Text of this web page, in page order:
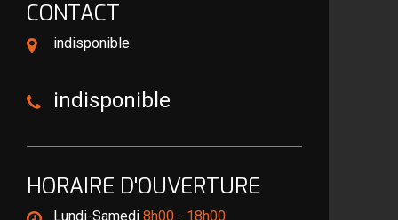
CONTACT
indisponible
indisponible
HORAIRE D'OUVERTURE
Lundi-Samedi 8h00 - 18h00